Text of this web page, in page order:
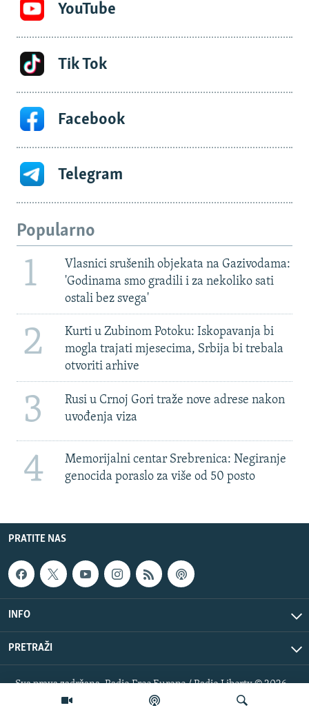
YouTube
Tik Tok
Facebook
Telegram
Popularno
1
Vlasnici srušenih objekata na Gazivodama:
'Godinama smo gradili i za nekoliko sati
ostali bez svega'
2
Kurti u Zubinom Potoku: Iskopavanja bi
mogla trajati mjesecima, Srbija bi trebala
otvoriti arhive
3
Rusi u Crnoj Gori traže nove adrese nakon
uvođenja viza
4
Memorijalni centar Srebrenica: Negiranje
genocida poraslo za više od 50 posto
PRATITE NAS
INFO
PRETRAŽI
Sva prava zadržana. Radio Free Europe / Radio Liberty © 2026
RFE/RL, Inc.